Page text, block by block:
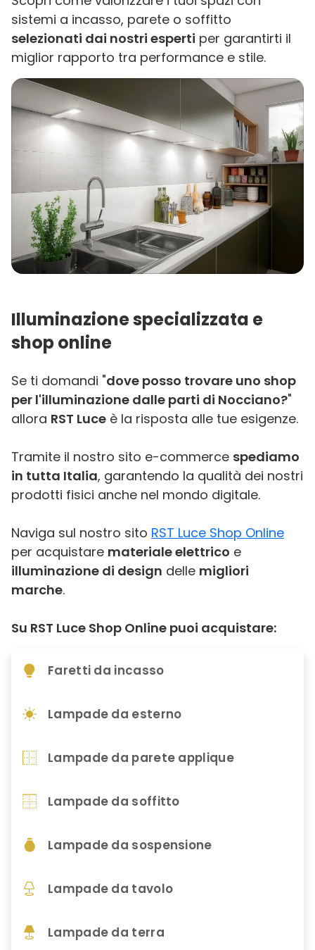
sistemi a incasso, parete o soffitto
selezionati dai nostri esperti per garantirti il
miglior rapporto tra performance e stile.
Illuminazione specializzata e
shop online
Se ti domandi "dove posso trovare uno shop
per l'illuminazione dalle parti di Nocciano?"
allora RST Luce è la risposta alle tue esigenze.
Tramite il nostro sito e-commerce spediamo
in tutta Italia, garantendo la qualità dei nostri
prodotti fisici anche nel mondo digitale.
Naviga sul nostro sito RST Luce Shop Online
per acquistare materiale elettrico e
illuminazione di design delle migliori
marche.
Su RST Luce Shop Online puoi acquistare:
Faretti da incasso
Lampade da esterno
Lampade da parete applique
Lampade da soffitto
Lampade da sospensione
Lampade da tavolo
Lampade da terra